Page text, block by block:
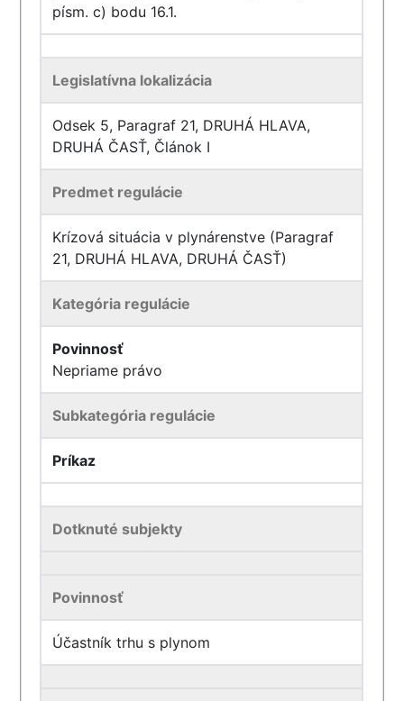
písm. c) bodu 16.1.
Legislatívna lokalizácia
Odsek 5, Paragraf 21, DRUHÁ HLAVA,
DRUHÁ ČASŤ, Článok I
Predmet regulácie
Krízová situácia v plynárenstve (Paragraf
21, DRUHÁ HLAVA, DRUHÁ ČASŤ)
Kategória regulácie
Povinnosť
Nepriame právo
Subkategória regulácie
Príkaz
Dotknuté subjekty
Povinnosť
Účastník trhu s plynom